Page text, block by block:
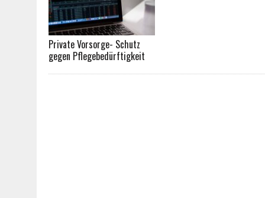
Private Vorsorge- Schutz
gegen Pflegebedürftigkeit